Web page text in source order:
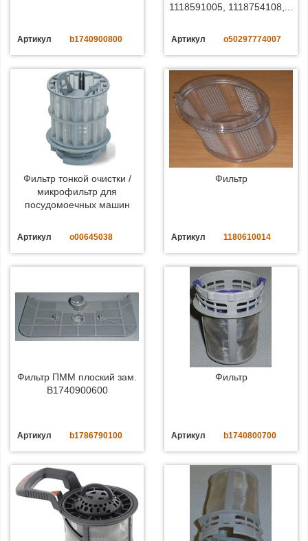
Артикул b1740900800
1118591005, 1118754108,...
Артикул o50297774007
Фильтр тонкой очистки /
микрофильтр для
посудомоечных машин
Артикул o00645038
Фильтр
Артикул 1180610014
Фильтр ПММ плоский зам.
B1740900600
Артикул b1786790100
Фильтр
Артикул b1740800700